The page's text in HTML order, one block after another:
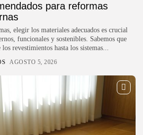
para reformas
elegir los materiales adecuados es crucial
funcionales y sostenibles. Sabemos que
los revestimientos hasta los sistemas...
AGOSTO 5, 2026